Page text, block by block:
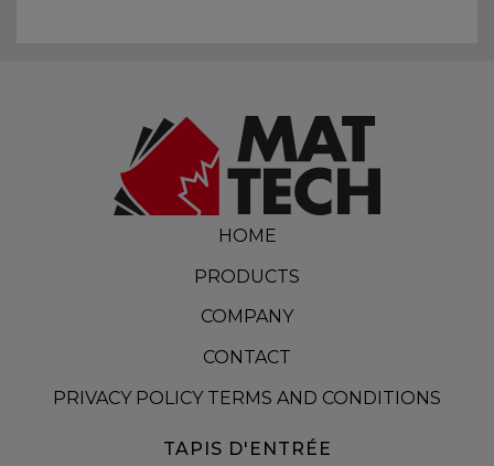
HOME
PRODUCTS
COMPANY
CONTACT
PRIVACY POLICY TERMS AND CONDITIONS
TAPIS D'ENTRÉE